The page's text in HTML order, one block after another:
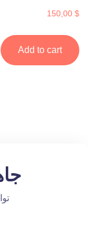
150,00 $
Add to cart